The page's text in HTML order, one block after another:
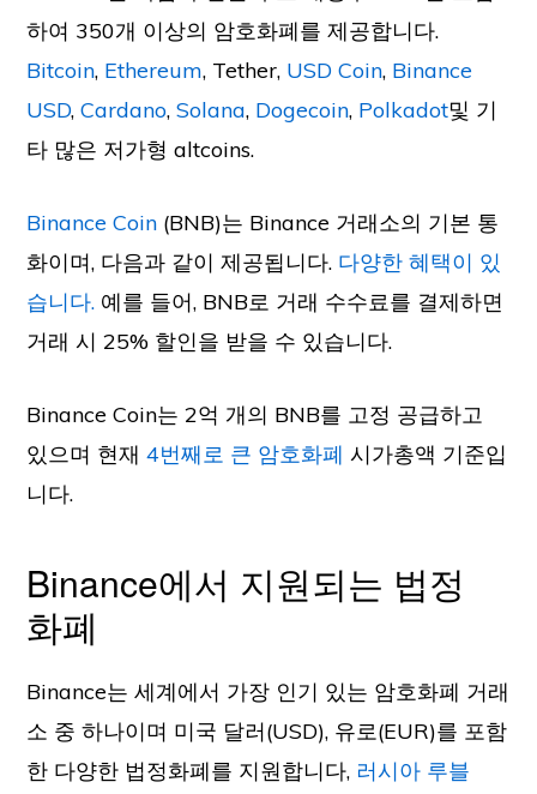
하여 350개 이상의 암호화폐를 제공합니다.
Bitcoin, Ethereum, Tether, USD Coin, Binance
USD,Cardano,Solana, Dogecoin, Polkadot및 기
타 많은 저가형 altcoins.
Binance Coin (BNB)는 Binance 거래소의 기본 통
화이며, 다음과 같이 제공됩니다. 다양한 혜택이 있
습니다. 예를 들어, BNB로 거래 수수료를 결제하면
거래 시 25% 할인을 받을 수 있습니다.
Binance Coin는 2억 개의 BNB를 고정 공급하고
있으며 현재4번째로 큰 암호화폐 시가총액 기준입
니다.
Binance에서 지원되는 법정
화폐
Binance는 세계에서 가장 인기 있는 암호화폐 거래
소 중 하나이며 미국 달러(USD), 유로(EUR)를 포함
한 다양한 법정화폐를 지원합니다, 러시아 루블